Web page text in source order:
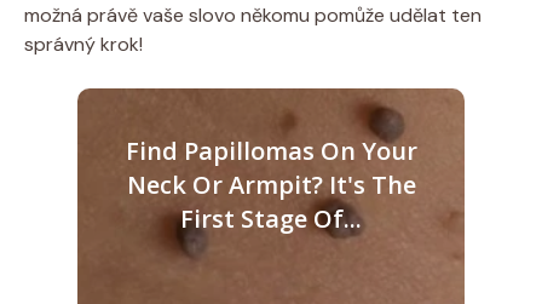
možná právě vaše slovo někomu pomůže udělat ten
správný krok!
Find Papillomas On Your
Neck Or Armpit? It's The
First Stage Of...